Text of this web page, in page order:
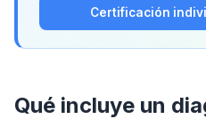
Certificación
Qué incluye un